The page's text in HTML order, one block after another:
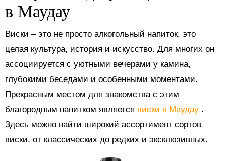
в Маудау
Виски – это не просто алкогольный напиток, это
целая культура, история и искусство. Для многих он
ассоциируется с уютными вечерами у камина,
глубокими беседами и особенными моментами.
Прекрасным местом для знакомства с этим
благородным напитком является виски в Маудау .
Здесь можно найти широкий ассортимент сортов
виски, от классических до редких и эксклюзивных.